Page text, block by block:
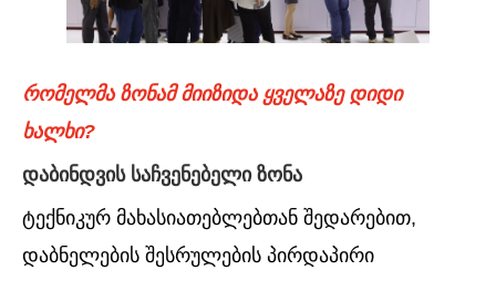
რომელმა ზონამ მიიზიდა ყველაზე დიდი
ხალხი?
დაბინდვის საჩვენებელი ზონა
ტექნიკურ მახასიათებლებთან შედარებით,
დაბნელების შესრულების პირდაპირი